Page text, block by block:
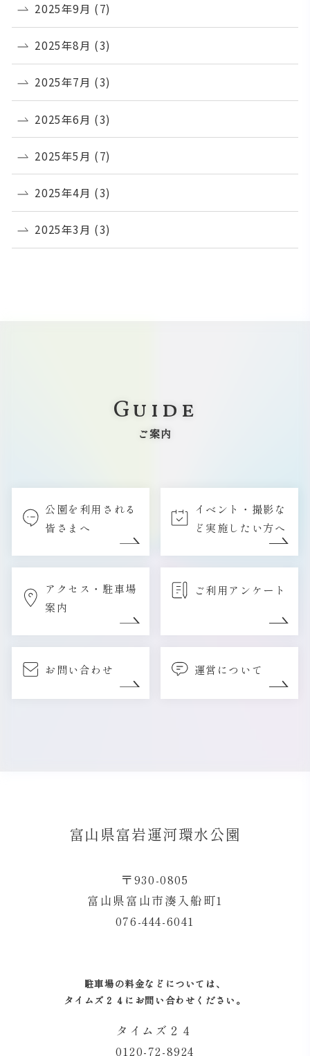
2025年9月 (7)
2025年8月 (3)
2025年7月 (3)
2025年6月 (3)
2025年5月 (7)
2025年4月 (3)
2025年3月 (3)
Guide
ご案内
公園を利用される
皆さまへ
イベント・撮影な
ど実施したい方へ
アクセス・駐車場
案内
ご利用アンケート
お問い合わせ 運営について
富山県富岩運河環水公園
〒930-0805
富山県富山市湊入船町1
076-444-6041
駐車場の料金などについては、
タイムズ２４にお問い合わせください。
タイムズ２４
0120-72-8924